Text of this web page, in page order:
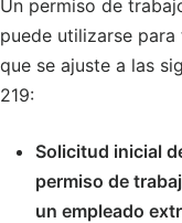
Un permiso de
puede utilizarse
que se ajuste a las
219:
Solicitud inicial
permiso de
un empleado